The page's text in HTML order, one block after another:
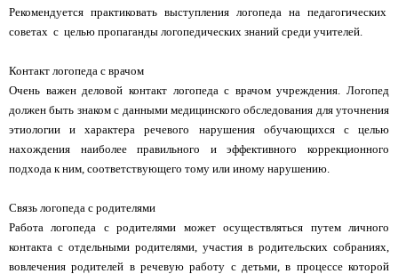
Рекомендуется практиковать выступления логопеда на педагогических
советах с целью пропаганды логопедических знаний среди учителей.
Контакт логопеда с врачом
Очень важен деловой контакт логопеда с врачом учреждения. Логопед
должен быть знаком с данными медицинского обследования для уточнения
этиологии и характера речевого нарушения обучающихся с целью
нахождения наиболее правильного и эффективного коррекционного
подхода к ним, соответствующего тому или иному нарушению.
Связь логопеда с родителями
Работа логопеда с родителями может осуществляться путем личного
контакта с отдельными родителями, участия в родительских собраниях,
вовлечения родителей в речевую работу с детьми, в процессе которой